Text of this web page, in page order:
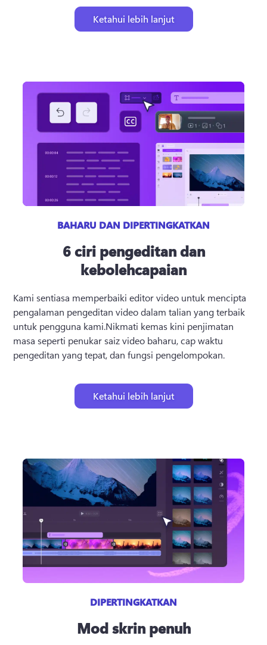
Ketahui lebih lanjut
BAHARU DAN DIPERTINGKATKAN
6 ciri pengeditan dan
kebolehcapaian
Kami sentiasa memperbaiki editor video untuk mencipta
pengalaman pengeditan video dalam talian yang terbaik
untuk pengguna kami.Nikmati kemas kini penjimatan
masa seperti penukar saiz video baharu, cap waktu
pengeditan yang tepat, dan fungsi pengelompokan.
Ketahui lebih lanjut
DIPERTINGKATKAN
Mod skrin penuh